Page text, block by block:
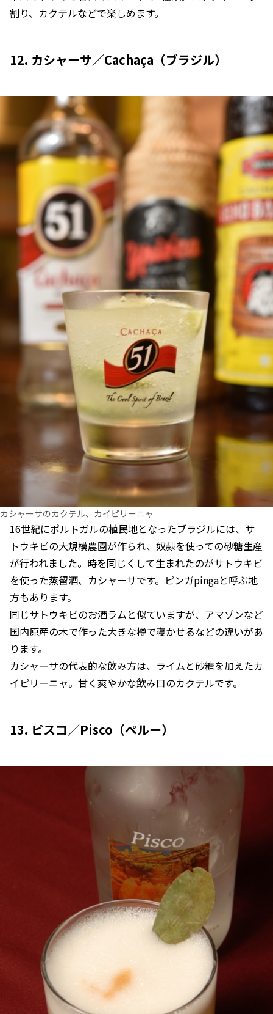
割り、カクテルなどで楽しめます。
12. カシャーサ／Cachaça（ブラジル）
カシャーサのカクテル、カイピリーニャ
16世紀にポルトガルの植民地となったブラジルには、サ
トウキビの大規模農園が作られ、奴隷を使っての砂糖生産
が行われました。時を同じくして生まれたのがサトウキビ
を使った蒸留酒、カシャーサです。ピンガpingaと呼ぶ地
方もあります。
同じサトウキビのお酒ラムと似ていますが、アマゾンなど
国内原産の木で作った大きな樽で寝かせるなどの違いがあ
ります。
カシャーサの代表的な飲み方は、ライムと砂糖を加えたカ
イピリーニャ。甘く爽やかな飲み口のカクテルです。
13. ピスコ／Pisco（ペルー）